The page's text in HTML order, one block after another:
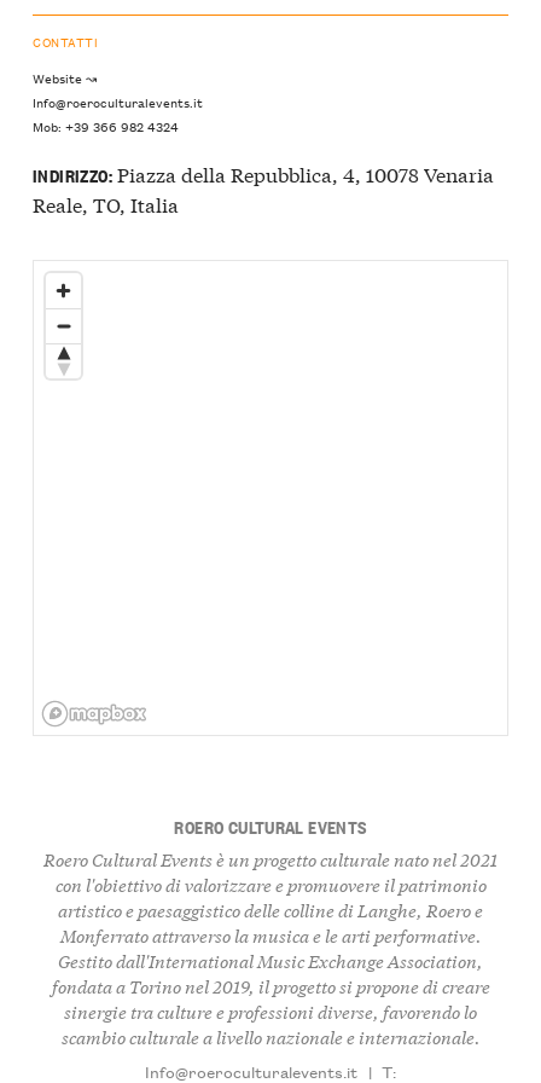
CONTATTI
Website ↝
Info@roeroculturalevents.it
Mob: +39 366 982 4324
INDIRIZZO:Piazza della Repubblica, 4, 10078 Venaria
Reale, TO, Italia
ROERO CULTURAL EVENTS
Roero Cultural Eventsè un progetto culturale nato nel 2021
con l'obiettivo di valorizzare e promuovere il patrimonio
artistico e paesaggistico delle colline di Langhe, Roero e
Monferrato attraverso la musica e le arti performative.
Gestito dall'International Music Exchange Association,
fondata a Torino nel 2019, il progetto si propone di creare
sinergie tra culture e professioni diverse, favorendo lo
scambio culturale a livello nazionale e internazionale.
Info@roeroculturalevents.it | T: